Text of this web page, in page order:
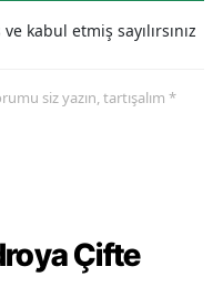
kabul etmiş sayılırsınız
siz yazın, tartışalım *
Çifte